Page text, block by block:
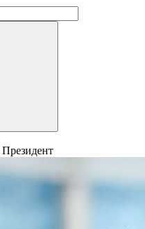
Президент